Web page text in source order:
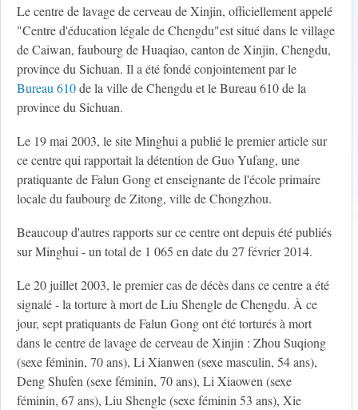
Le centre de lavage de cerveau de Xinjin, officiellement appelé
"Centre d'éducation légale de Chengdu"est situé dans le village
de Caiwan, faubourg de Huaqiao, canton de Xinjin, Chengdu,
province du Sichuan. Il a été fondé conjointement par le
Bureau 610de la ville de Chengdu et le Bureau 610 de la
province du Sichuan.
Le 19 mai 2003, le site Minghui a publié le premier article sur
ce centre qui rapportait la détention de Guo Yufang, une
pratiquante de Falun Gong et enseignante de l'école primaire
locale du faubourg de Zitong, ville de Chongzhou.
Beaucoup d'autres rapports sur ce centre ont depuis été publiés
sur Minghui - un total de 1 065 en date du 27 février 2014.
Le 20 juillet 2003, le premier cas de décès dans ce centre a été
signalé - la torture à mort de Liu Shengle de Chengdu. À ce
jour, sept pratiquants de Falun Gong ont été torturés à mort
dans le centre de lavage de cerveau de Xinjin : Zhou Suqiong
(sexe féminin, 70 ans), Li Xianwen (sexe masculin, 54 ans),
Deng Shufen (sexe féminin, 70 ans), Li Xiaowen (sexe
féminin, 67 ans), Liu Shengle (sexe féminin 53 ans), Xie